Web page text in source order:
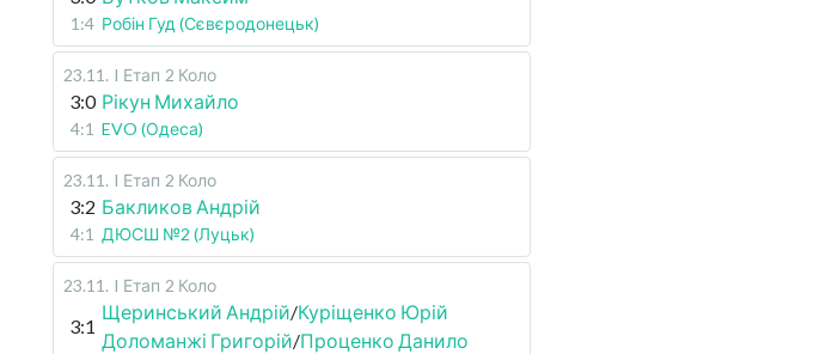
1:4 Робін Гуд (Сєвєродонецьк)
23.11 . I Етап 2 Коло
3:0 Рікун Михайло
4:1 EVO (Одеса)
23.11 . I Етап 2 Коло
3:2 Бакликов Андрій
4:1 ДЮСШ №2 (Луцьк)
23.11 . I Етап 2 Коло
3:1
Щеринський Андрій/Куріщенко Юрій
Доломанжі Григорій/Проценко Данило